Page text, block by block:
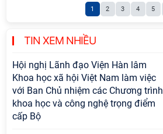
1 2 3 4 5
TIN XEM NHIỀU
Thông báo bổ sung về việc tuyển
sinh đào tạo trình độ tiến sĩ đợt 1
Hội nghị Lãnh đạo Viện Hàn lâm
Khoa học xã hội Việt Nam làm việc
với Ban Chủ nhiệm các Chương trình
khoa học và công nghệ trọng điểm
cấp Bộ